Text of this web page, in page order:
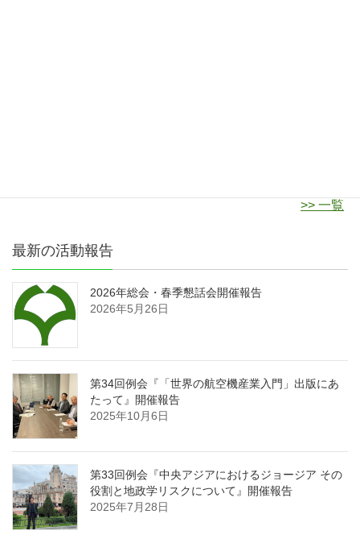
>> 一覧
最新の活動報告
2026年総会・春季懇話会開催報告
2026年5月26日
第34回例会『「世界の航空機産業入門」出版にあ
たって』開催報告
2025年10月6日
第33回例会『中央アジアにおけるジョージア その
役割と地政学リスクについて』開催報告
2025年7月28日